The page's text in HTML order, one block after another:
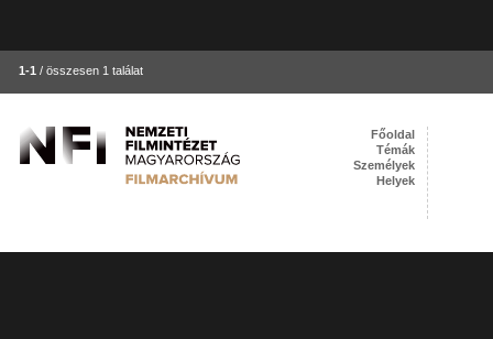
1-1 / összesen 1 találat
Főoldal
Témák
Személyek
Helyek